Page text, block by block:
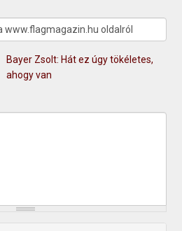
Bayer Zsolt: Hát ez úgy tökéletes,
ahogy van